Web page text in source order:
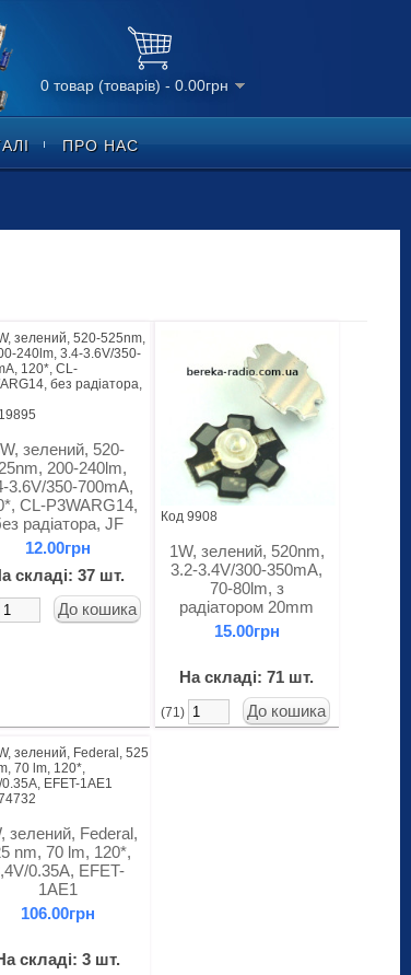
0 товар (товарів) - 0.00грн
ПРО НАС
зелений, 520-
200-240lm,
3.6V/350-700mA,
CL-P3WARG14,
радіатора, JF
12.00грн
складі: 37 шт.
Код 9908
1W, зелений, 520nm,
3.2-3.4V/300-350mA,
70-80lm, з
радіатором 20mm
15.00грн
На складі: 71 шт.
(71)
зелений, Federal,
nm, 70 lm, 120*,
0.35A, EFET-
1AE1
106.00грн
складі: 3 шт.